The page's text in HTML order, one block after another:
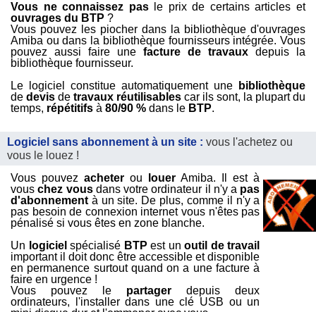
Vous ne connaissez pasle prix de certains articles et
ouvrages du BTP ?
Vous pouvez les piocher dans la bibliothèque d'ouvrages
Amiba ou dans la bibliothèque fournisseurs intégrée. Vous
pouvez aussi faire une facture de travaux depuis la
bibliothèque fournisseur.
Le logiciel constitue automatiquement une
bibliothèque
de devis de travaux réutilisables car ils sont, la plupart du
temps, répétitifs à 80/90 % dans le BTP.
Logiciel sans abonnement à un site : vous l'achetez ou
vous le louez !
Vous pouvezacheter ou louer Amiba. Il est à
vouschez vousdans votre ordinateur il n'y a pas
d'abonnement à un site. De plus, comme il n'y a
pas besoin de connexion internet vous n'êtes pas
pénalisé si vous êtes en zone blanche.
Un logiciel spécialisé BTP est unoutil de travail
important il doit donc être accessible et disponible
en permanence surtout quand on a une facture à
faire en urgence !
Vous pouvez le partager depuis deux
ordinateurs, l'installer dans une clé USB ou un